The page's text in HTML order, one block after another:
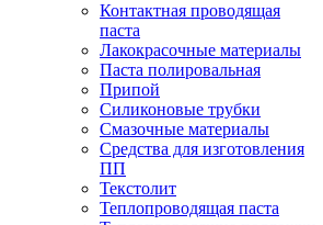
Контактная проводящая
паста
Лакокрасочные материалы
Паста полировальная
Припой
Силиконовые трубки
Смазочные материалы
Средства для изготовления
ПП
Текстолит
Теплопроводящая паста